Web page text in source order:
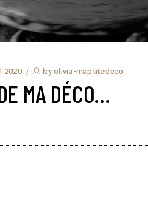
2020 byolivia-maptitedeco
MA DÉCO…